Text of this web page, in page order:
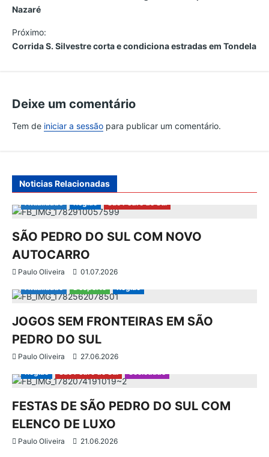
a
v
a
o
d
e
a
r
t
i
g
o
s
Nazaré
Próximo:
Corrida S. Silvestre corta e condiciona estradas em Tondela
Deixe um comentário
Tem de iniciar a sessão para publicar um comentário.
Noticias Relacionadas
SÃO PEDRO DO SUL COM NOVO
AUTOCARRO
Paulo Oliveira
01.07.2026
JOGOS SEM FRONTEIRAS EM SÃO
PEDRO DO SUL
Paulo Oliveira
27.06.2026
FESTAS DE SÃO PEDRO DO SUL COM
ELENCO DE LUXO
Paulo Oliveira 21.06.2026